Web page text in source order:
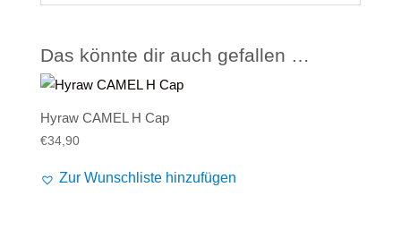
Das könnte dir auch gefallen …
Hyraw CAMEL H Cap
€34,90
Zur Wunschliste hinzufügen